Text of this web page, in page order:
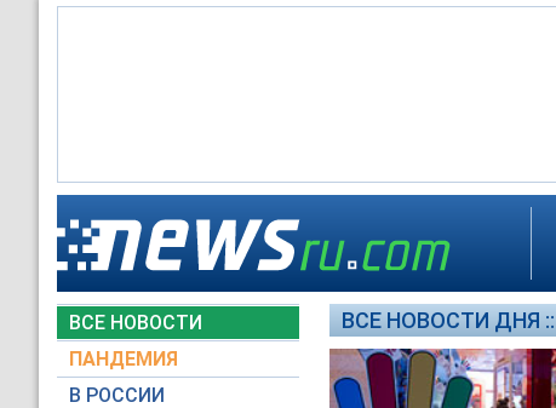
ВСЕ НОВОСТИ
ПАНДЕМИЯ
В РОССИИ
ВСЕ НОВОСТИ ДНЯ ::